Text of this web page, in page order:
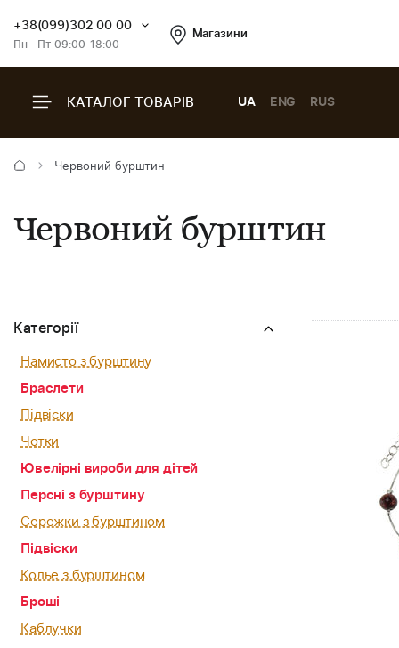
+38(099)302 00 00
Пн - Пт 09:00-18:00
Магазини
КАТАЛОГ ТОВАРІВ UA ENG RUS
Червоний бурштин
Червоний бурштин
Категорії
Намисто з бурштину
Браслети
Підвіски
Чотки
Ювелірні вироби для дітей
Персні з бурштину
Сережки з бурштином
Підвіски
Колье з бурштином
Броші
Каблучки